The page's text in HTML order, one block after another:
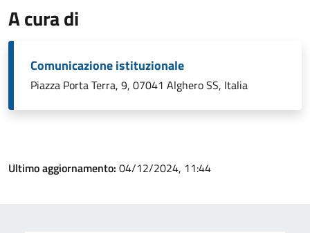
A cura di
Comunicazione istituzionale
Piazza Porta Terra, 9, 07041 Alghero SS, Italia
Ultimo aggiornamento: 04/12/2024, 11:44